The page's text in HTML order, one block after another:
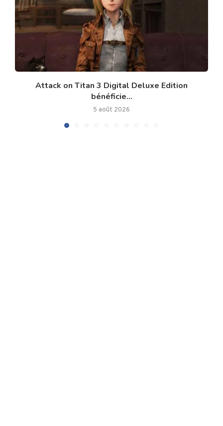
Attack on Titan 3 Digital Deluxe Edition
bénéficie...
5 août 2026